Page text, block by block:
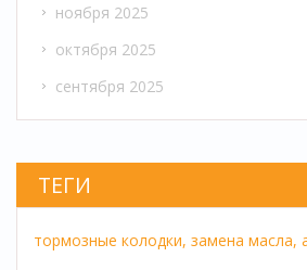
ноября 2025
октября 2025
сентября 2025
ТЕГИ
тормозные колодки, замена масла,